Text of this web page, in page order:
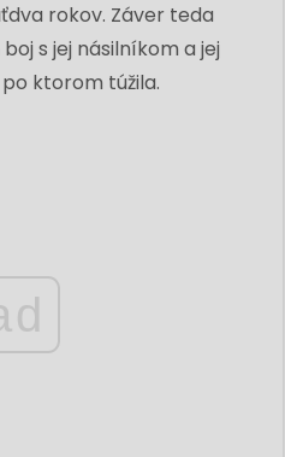
rokov. Záver teda
s jej násilníkom a jej
ktorom túžila.